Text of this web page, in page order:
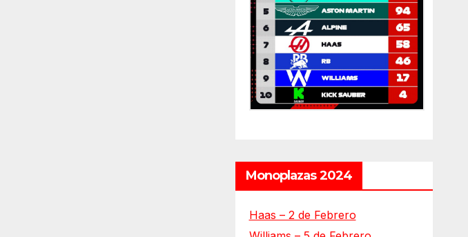
Monoplazas 2024
Haas – 2 de Febrero